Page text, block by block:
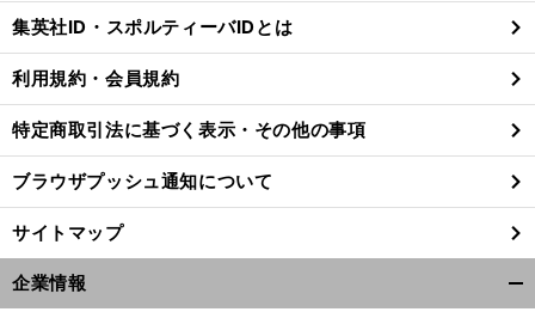
る
集英社ID・スポルティーバIDとは
利用規約・会員規約
特定商取引法に基づく表示・その他の事項
ブラウザプッシュ通知について
サイトマップ
企業情報